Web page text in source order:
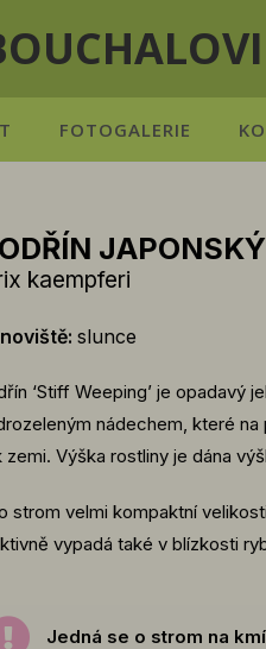
FOTOGALERIE
kaempferi
slunce
‘Stiff Weeping’ je opadavý
nádechem, které
zemi. Výška rostliny je dána
strom velmi kompaktní
vypadá také v blízkosti
Jedná se o strom na